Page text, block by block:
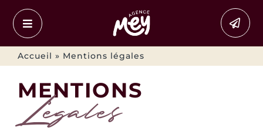
Passer
contenu
Accueil » Mentions légales
MENTIONS
Légales